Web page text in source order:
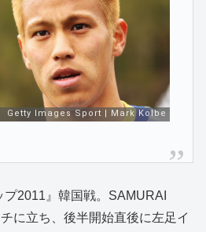
プ2011』韓国戦。SAMURAI
に立ち、後半開始直後に左足イ